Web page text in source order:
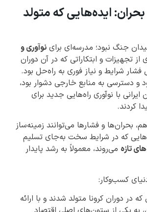
ایده‌هایی که متولد
جنگ نبود؛ مدرسه‌ای برای نوآوری و
از تجهیزات و ابتکاراتی که در آن دوران
شرایط و نیاز فوری به راه‌حل بود.
و دسترسی به منابع خارجی دشوار بود،
با نوآوری راه‌هایی جدید برای
کردند.
بحران‌ها و فشارها می‌توانند زمینه‌ساز
که در شرایط سخت به‌جای تسلیم
تازه می‌روند، معمولاً به رشد پایدار
کسب‌وکار:
در دوران کرونا متولد شدند و با ارائه